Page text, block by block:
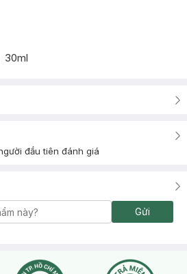
30ml
đầu tiên đánh giá
Gửi